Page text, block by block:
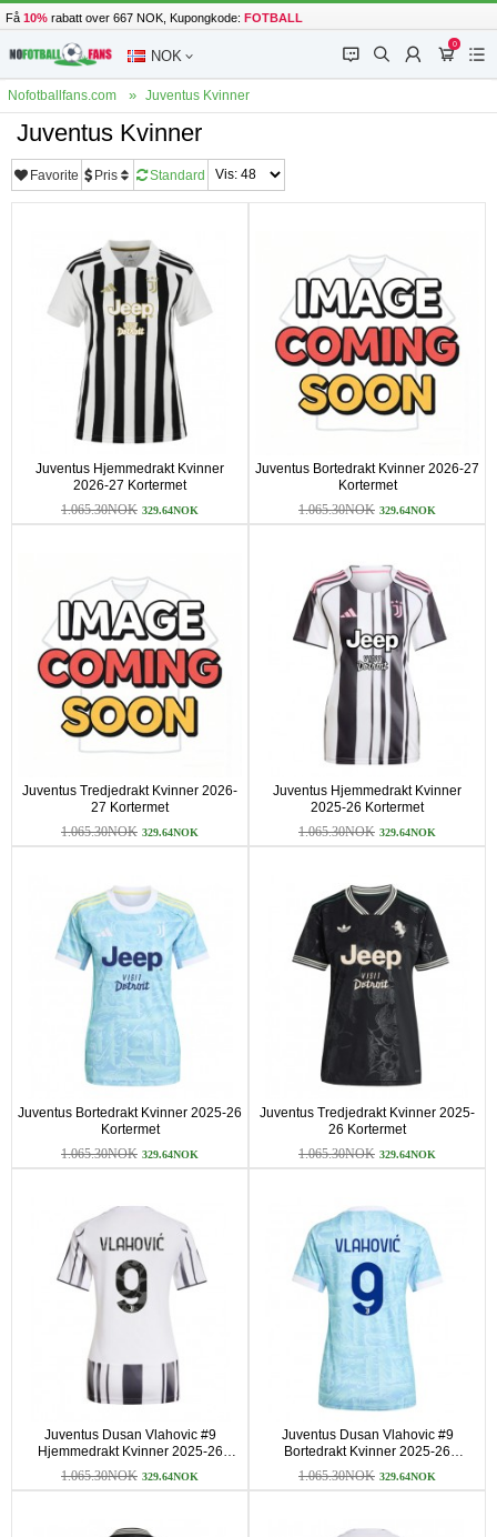
Få 10% rabatt over 667 NOK, Kupongkode: FOTBALL
NOK 󰂱 󰂨 󰃳
0
󰃦 󰃖
Nofotballfans.com Juventus Kvinner
Juventus Kvinner
Favorite Pris Standard
Juventus Hjemmedrakt Kvinner
2026-27 Kortermet
1.065.30NOK 329.64NOK
Juventus Bortedrakt Kvinner 2026-27
Kortermet
1.065.30NOK 329.64NOK
Juventus Tredjedrakt Kvinner 2026-
27 Kortermet
1.065.30NOK 329.64NOK
Juventus Hjemmedrakt Kvinner
2025-26 Kortermet
1.065.30NOK 329.64NOK
Juventus Bortedrakt Kvinner 2025-26
Kortermet
1.065.30NOK 329.64NOK
Juventus Tredjedrakt Kvinner 2025-
26 Kortermet
1.065.30NOK 329.64NOK
Juventus Dusan Vlahovic #9
Hjemmedrakt Kvinner 2025-26
Kortermet
1.065.30NOK 329.64NOK
Juventus Dusan Vlahovic #9
Bortedrakt Kvinner 2025-26
Kortermet
1.065.30NOK 329.64NOK